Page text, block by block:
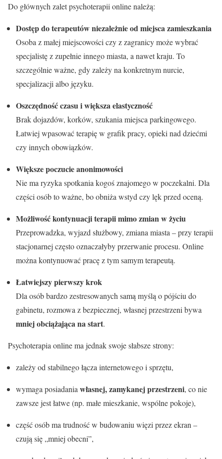
Do głównych zalet psychoterapii online należą:
Dostęp do terapeutów niezależnie od miejsca zamieszkania
Osoba z małej miejscowości czy z zagranicy może wybrać
specjalistę z zupełnie innego miasta, a nawet kraju. To
szczególnie ważne, gdy zależy na konkretnym nurcie,
specjalizacji albo języku.
Oszczędność czasu i większa elastyczność
Brak dojazdów, korków, szukania miejsca parkingowego.
Łatwiej wpasować terapię w grafik pracy, opieki nad dziećmi
czy innych obowiązków.
Większe poczucie anonimowości
Nie ma ryzyka spotkania kogoś znajomego w poczekalni. Dla
części osób to ważne, bo obniża wstyd czy lęk przed oceną.
Możliwość kontynuacji terapii mimo zmian w życiu
Przeprowadzka, wyjazd służbowy, zmiana miasta – przy terapii
stacjonarnej często oznaczałyby przerwanie procesu. Online
można kontynuować pracę z tym samym terapeutą.
Łatwiejszy pierwszy krok
Dla osób bardzo zestresowanych samą myślą o pójściu do
gabinetu, rozmowa z bezpiecznej, własnej przestrzeni bywa
mniej obciążająca na start.
Psychoterapia online ma jednak swoje słabsze strony:
zależy od stabilnego łącza internetowego i sprzętu,
wymaga posiadania własnej, zamykanej przestrzeni, co nie
zawsze jest łatwe (np. małe mieszkanie, wspólne pokoje),
część osób ma trudność w budowaniu więzi przez ekran –
czują się „mniej obecni”,